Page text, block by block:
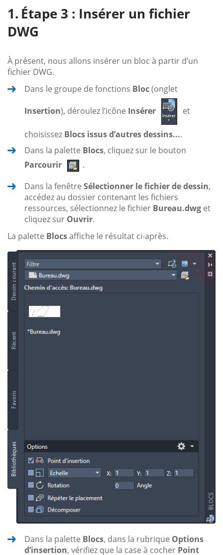
Étape 3 : Insérer un fichier
DWG
À présent, nous allons insérer un bloc à partir d’un
fichier DWG.
Dans le groupe de fonctions Bloc(onglet
Insertion), déroulez l’icône Insérer et
choisissez Blocs issus d’autres dessins....
Dans la palette Blocs, cliquez sur le bouton
Parcourir
.
Dans la fenêtre Sélectionner le fichier de dessin,
accédez au dossier contenant les fichiers
ressources, sélectionnez le fichier Bureau.dwg et
cliquez sur Ouvrir.
La palette Blocsaffiche le résultat ci-après.
Dans la palette Blocs, dans la rubrique Options
d’insertion, vérifiez que la case à cocher Point